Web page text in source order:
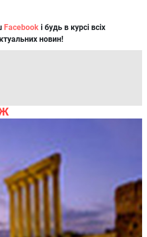
Facebook і будь в курсі всіх
новин!